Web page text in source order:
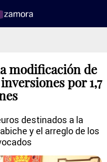
modificación de
por 1,7
destinados a la
y el arreglo de los